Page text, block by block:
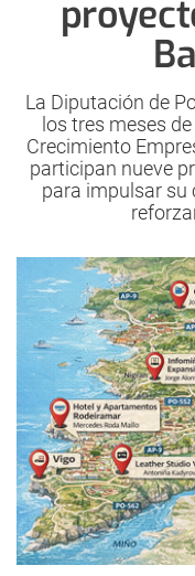
La Diputación de
los tres meses
Crecimiento
participan nueve
para impulsar su